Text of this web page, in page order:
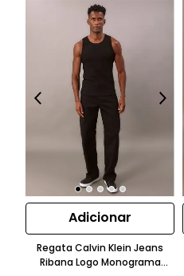
Adicionar
Regata Calvin Klein Jeans
Ribana Logo Monograma